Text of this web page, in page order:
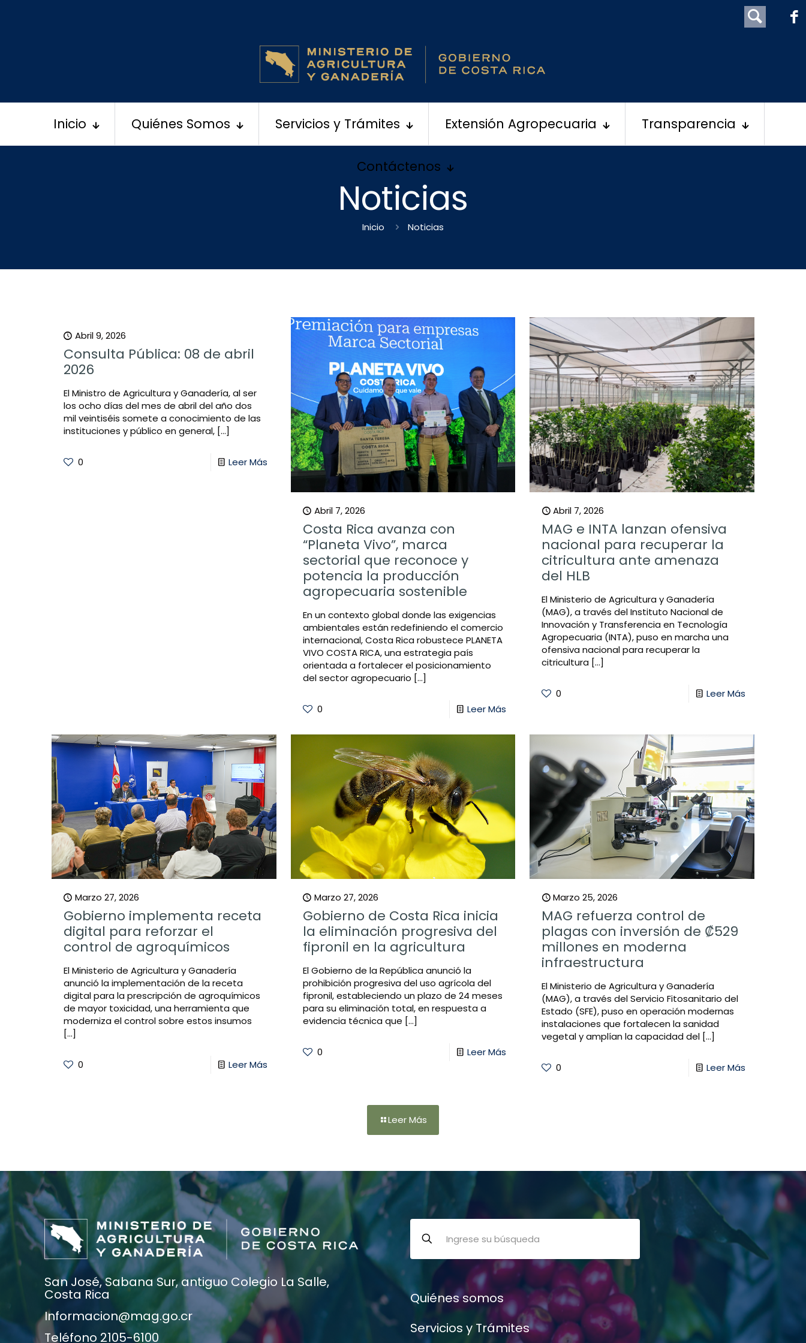
Inicio Quiénes Somos Servicios y Trámites Extensión Agropecuaria Transparencia
Contáctenos
Noticias
Inicio Noticias
Abril 9, 2026
Consulta Pública: 08 de abril
2026
El Ministro de Agricultura y Ganadería, al ser
los ocho días del mes de abril del año dos
mil veintiséis somete a conocimiento de las
instituciones y público en general,[…]
0 Leer Más
Abril 7, 2026
Costa Rica avanza con
“Planeta Vivo”, marca
sectorial que reconoce y
potencia la producción
agropecuaria sostenible
En un contexto global donde las exigencias
ambientales están redefiniendo el comercio
internacional, Costa Rica robustece PLANETA
VIVO COSTA RICA, una estrategia país
orientada a fortalecer el posicionamiento
del sector agropecuario […]
0 Leer Más
Abril 7, 2026
MAG e INTA lanzan ofensiva
nacional para recuperar la
citricultura ante amenaza
del HLB
El Ministerio de Agricultura y Ganadería
(MAG), a través del Instituto Nacional de
Innovación y Transferencia en Tecnología
Agropecuaria (INTA), puso en marcha una
ofensiva nacional para recuperar la
citricultura […]
0 Leer Más
Marzo 27, 2026
Gobierno implementa receta
digital para reforzar el
control de agroquímicos
El Ministerio de Agricultura y Ganadería
anunció la implementación de la receta
digital para la prescripción de agroquímicos
de mayor toxicidad, una herramienta que
moderniza el control sobre estos insumos
[…]
0 Leer Más
Marzo 27, 2026
Gobierno de Costa Rica inicia
la eliminación progresiva del
fipronil en la agricultura
El Gobierno de la República anunció la
prohibición progresiva del uso agrícola del
fipronil, estableciendo un plazo de 24 meses
para su eliminación total, en respuesta a
evidencia técnica que […]
0 Leer Más
Marzo 25, 2026
MAG refuerza control de
plagas con inversión de ₡529
millones en moderna
infraestructura
El Ministerio de Agricultura y Ganadería
(MAG), a través del Servicio Fitosanitario del
Estado (SFE), puso en operación modernas
instalaciones que fortalecen la sanidad
vegetal y amplían la capacidad del […]
0 Leer Más
Leer Más
San José, Sabana Sur, antiguo Colegio La Salle,
Costa Rica
Informacion@mag.go.cr
Teléfono 2105-6100
Quiénes somos
Servicios y Trámites